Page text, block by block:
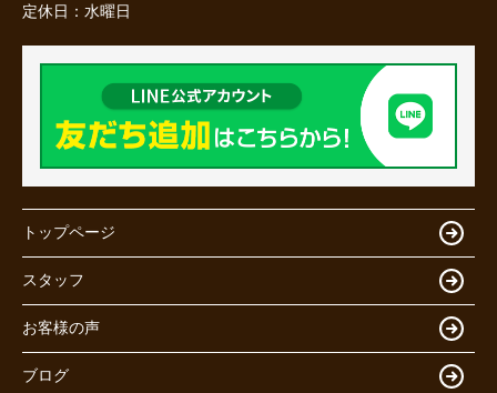
定休日： 水曜日
トップページ
スタッフ
お客様の声
ブログ